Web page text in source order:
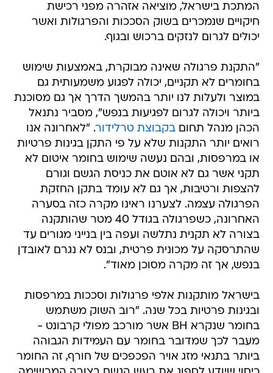
המתכת בישראל, מוציאה אזהרה מפני רכישת
חיקויים שנמכרים בשוק הסככות והפרגולות ואשר
יכולים לגרום לנזקים ברכוש ובגוף.
"התקנת פרגולה שאינה מבוקרת, באמצעות שימוש
בחומרים לא תקניים, יכולה לפגוע משמעותית גם
במוצר ולעלות לנו יותר בהמשך הדרך אך גם מסוכנת
ביותר ויכולה לגרום לפגיעות בנפש", מסביר נתנאל
הכהן מנהל תחוםבקבוצת טרלידור. "לאחרונה אנו
רואים יותר התקנות שלא על פי התקן בגינות פרטיות
או במרפסות, ובהם נעשה שימוש בחומר איטום לא
תקני אשר גם לא אוטם את כניסת הגשם וגורם
להצפות ורטיבות, אך גם לא עומד בתקן החזקת
הפרגולה עצמה. לצערנו ראינו מקרה כזה בסערה
האחרונה, כשפרגולה בגודל 40 מטר שהותקנה
בצורה לא תקנית נתלשה ועפה בין בנייני מגורים עד
שהתרסקה על מכונית פרטית, ובנס לא נגרם לאובדן
בנפש, אך זה מקרה מסוכן מאוד".
בישראל מותקנות אלפי פרגולות וסככות במרפסות
ובגינות פרטיות בכל שנה. "רוב השוק משתמש
בחומר שנקרא BH אשר מורכב מפולי קרבונט -
מעבר לכך שמדובר בחומר עם העמידות הגבוהה
ביותר בתנאי מזג אויר הפכפכים של חורף, זה החומר